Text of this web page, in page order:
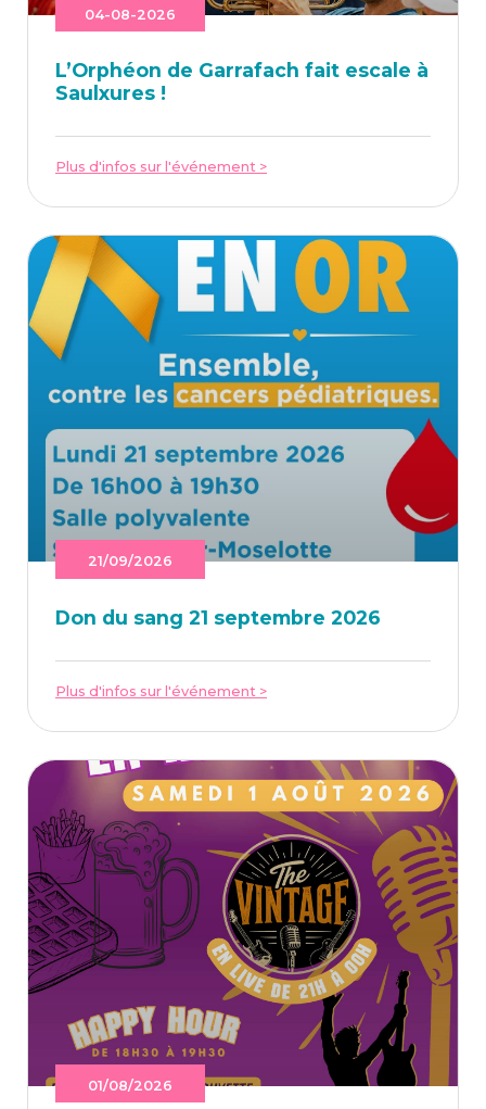
04-08-2026
L’Or­phéon de Gar­ra­fach fait escale à
Saulxures !
Plus d'infos sur l'événement >
21/09/2026
Don du sang 21 sep­tembre 2026
Plus d'infos sur l'événement >
01/08/2026